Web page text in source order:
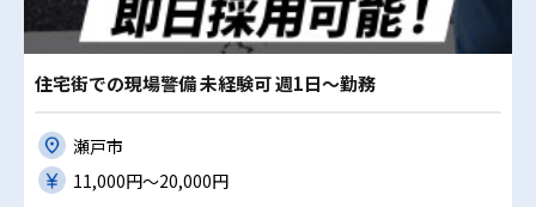
住宅街での現場警備 未経験可 週1日～勤務
瀬戸市
11,000円〜20,000円